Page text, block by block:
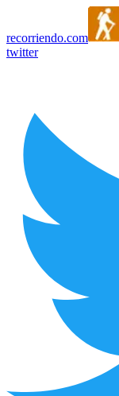
recorriendo.com
twitter